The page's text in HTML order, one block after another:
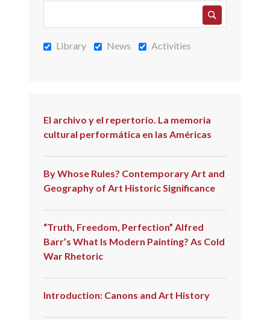
Library News Activities
El archivo y el repertorio. La memoria
cultural performática en las Américas
By Whose Rules? Contemporary Art and
Geography of Art Historic Significance
“Truth, Freedom, Perfection” Alfred
Barr’s What Is Modern Painting? As Cold
War Rhetoric
Introduction: Canons and Art History